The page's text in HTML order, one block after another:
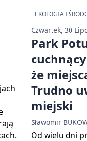
EKOLOGIA I
Czwartek, 30
Park
że
Trudno
miejski
Sławomir
Od wielu dni